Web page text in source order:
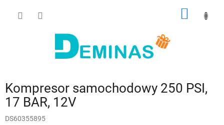
Kompresor samochodowy 250 PSI,
17 BAR, 12V
DS60355895